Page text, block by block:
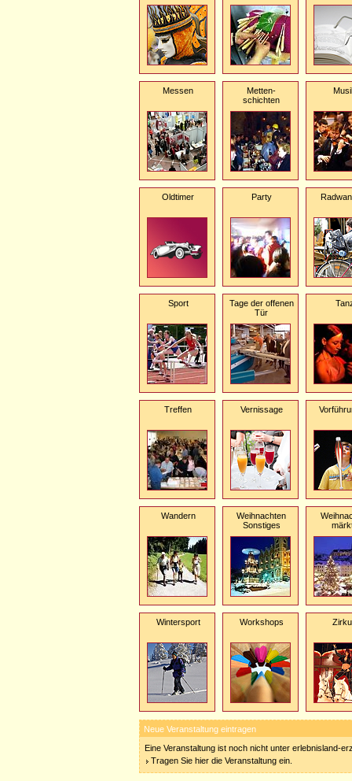
Messen
Metten-
schichten
Oldtimer Party
Sport
Tage der offenen
Tür
Treffen Vernissage
Wandern
Weihnachten
Sonstiges
Wintersport Workshops
Neue Veranstaltung eintragen
Eine Veranstaltung ist noch nicht unter erlebnisland-
Tragen Sie hier die Veranstaltung ein.